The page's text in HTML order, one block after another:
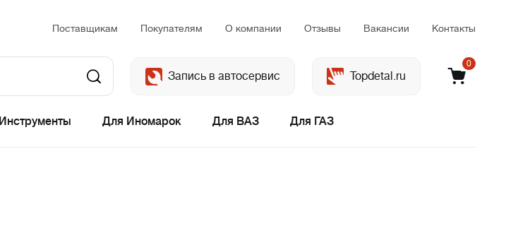
Поставщикам Покупателям О компании Отзывы Вакансии Контакты
Запись в автосервис Topdetal.ru
0
Инструменты Для Иномарок Для ВАЗ Для ГАЗ